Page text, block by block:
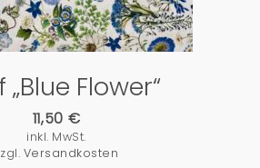
„Blue Flower“
11,50 €
inkl. MwSt.
Versandkosten